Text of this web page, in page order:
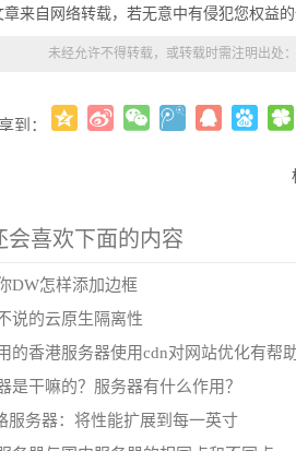
章来自网络转载，若无意中有侵犯您权益
未经允许不得转载，或转载时需注明出处：
到：
会喜欢下面的内容
DW怎样添加边框
说的云原生隔离性
的香港服务器使用cdn对网站优化有帮
是干嘛的？服务器有什么作用？
服务器：将性能扩展到每一英寸